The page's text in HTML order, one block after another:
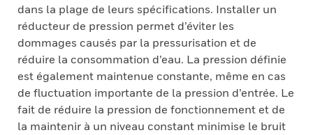
dans la plage de leurs spécifications. Installer un
réducteur de pression permet d’éviter les
dommages causés par la pressurisation et de
réduire la consommation d’eau. La pression définie
est également maintenue constante, même en cas
de fluctuation importante de la pression d’entrée. Le
fait de réduire la pression de fonctionnement et de
la maintenir à un niveau constant minimise le bruit